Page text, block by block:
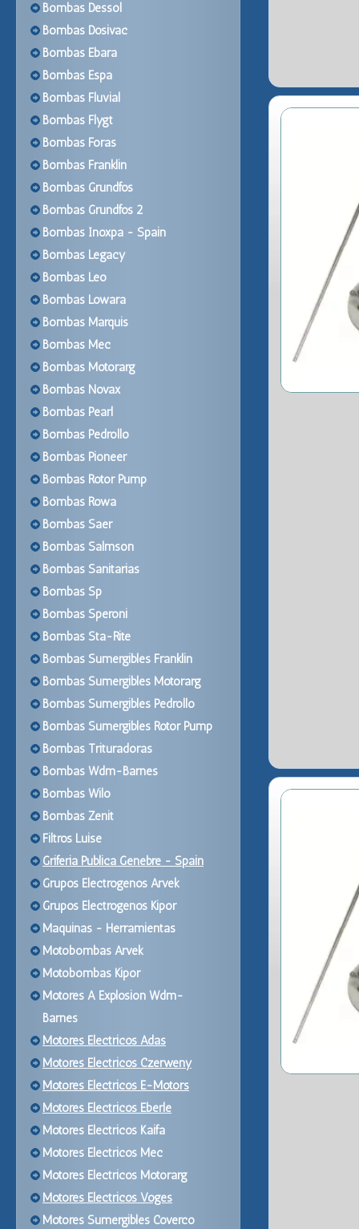
Bombas Dessol
Bombas Dosivac
Bombas Ebara
Bombas Espa
Bombas Fluvial
Bombas Flygt
Bombas Foras
Bombas Franklin
Bombas Grundfos
Bombas Grundfos 2
Bombas Inoxpa - Spain
Bombas Legacy
Bombas Leo
Bombas Lowara
Bombas Marquis
Bombas Mec
Bombas Motorarg
Bombas Novax
Bombas Pearl
Bombas Pedrollo
Bombas Pioneer
Bombas Rotor Pump
Bombas Rowa
Bombas Saer
Bombas Salmson
Bombas Sanitarias
Bombas Sp
Bombas Speroni
Bombas Sta-Rite
Bombas Sumergibles Franklin
Bombas Sumergibles Motorarg
Bombas Sumergibles Pedrollo
Bombas Sumergibles Rotor Pump
Bombas Trituradoras
Bombas Wdm-Barnes
Bombas Wilo
Bombas Zenit
Filtros Luise
Griferia Publica Genebre - Spain
Grupos Electrogenos Arvek
Grupos Electrogenos Kipor
Maquinas - Herramientas
Motobombas Arvek
Motobombas Kipor
Motores A Explosion Wdm-
Barnes
Motores Electricos Adas
Motores Electricos Czerweny
Motores Electricos E-Motors
Motores Electricos Eberle
Motores Electricos Kaifa
Motores Electricos Mec
Motores Electricos Motorarg
Motores Electricos Voges
Motores Sumergibles Coverco